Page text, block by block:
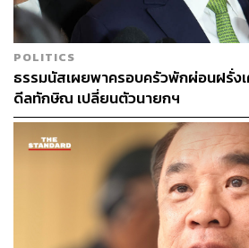
THE
กองบรรณาธิการ
POLITICS
ธรรมนัสเผยพาครอบครัวพักผ่อนฝรั่ง
ดีลทักษิณ เปลี่ยนตัวนายกฯ